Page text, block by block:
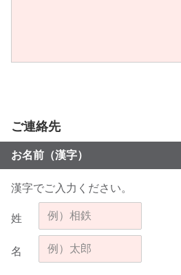
ご連絡先
お名前（漢字）
漢字でご入力ください。
姓
名